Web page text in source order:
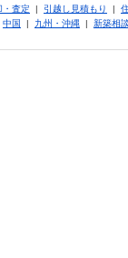
・査定 | 引越し見積もり |
中国 | 九州・沖縄 | 新築相